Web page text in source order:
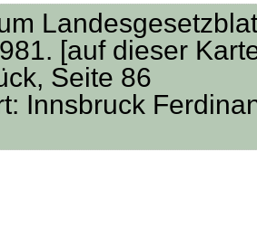
[auf dieser
Seite 86
Innsbruck